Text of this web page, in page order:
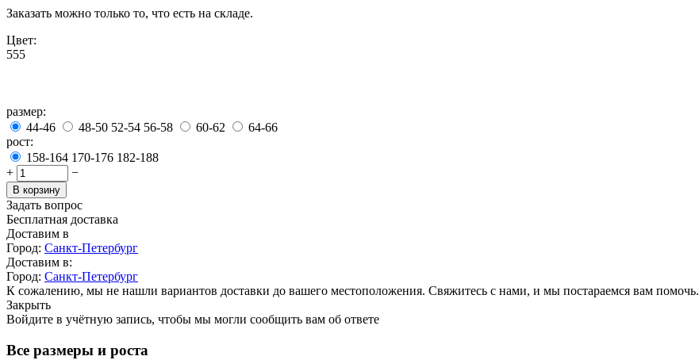
Заказать можно только то, что есть на складе.
Цвет:
555
размер:
44-46
48-50 52-54 56-58 60-62
64-66
рост:
158-164 170-176 182-188
+
−
В корзину
Задать вопрос
Бесплатная доставка
Доставим в
Город: Санкт-Петербург
Доставим в:
Город: Санкт-Петербург
К сожалению, мы не нашли вариантов доставки до вашего местоположения. Свяжитесь с нами, и мы постараемся вам помочь.
Закрыть
Войдите в учётную запись, чтобы мы могли сообщить вам об ответе
Все размеры и роста